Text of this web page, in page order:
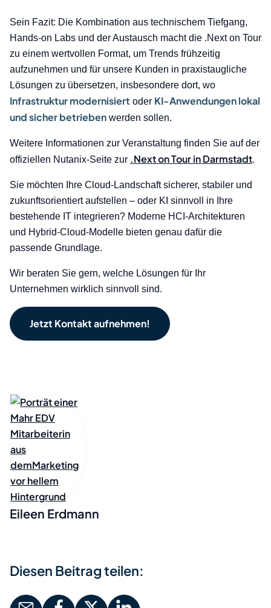
Sein Fazit: Die Kombination aus technischem Tiefgang,
Hands-on Labs und der Austausch macht die .Next on Tour
zu einem wertvollen Format, um Trends frühzeitig
aufzunehmen und für unsere Kunden in praxistaugliche
Lösungen zu übersetzen, insbesondere dort, wo
Infrastruktur modernisiert oder KI-Anwendungen lokal
und sicher betrieben werden sollen.
Weitere Informationen zur Veranstaltung finden Sie auf der
offiziellen Nutanix-Seite zur .Next on Tour in Darmstadt.
Sie möchten Ihre Cloud-Landschaft sicherer, stabiler und
zukunftsorientiert aufstellen – oder KI sinnvoll in Ihre
bestehende IT integrieren? Moderne HCI-Architekturen
und Hybrid-Cloud-Modelle bieten genau dafür die
passende Grundlage.
Wir beraten Sie gern, welche Lösungen für Ihr
Unternehmen wirklich sinnvoll sind.
Jetzt Kontakt aufnehmen!
Eileen Erdmann
Diesen Beitrag teilen: